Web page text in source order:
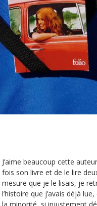
J’aime beaucoup cette
fois son livre et de le lire
mesure que je le lisais, je
l’histoire que j’avais déjà